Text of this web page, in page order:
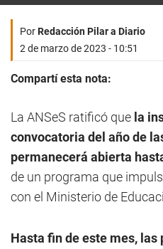
PorRedacción Pilar a Diario
2 de marzo de 2023 - 10:51
Compartí esta nota:
La ANSeS ratificó que la
convocatoria del año de
permanecerá abierta
de un programa que
con el Ministerio de
Hasta fin de este mes,